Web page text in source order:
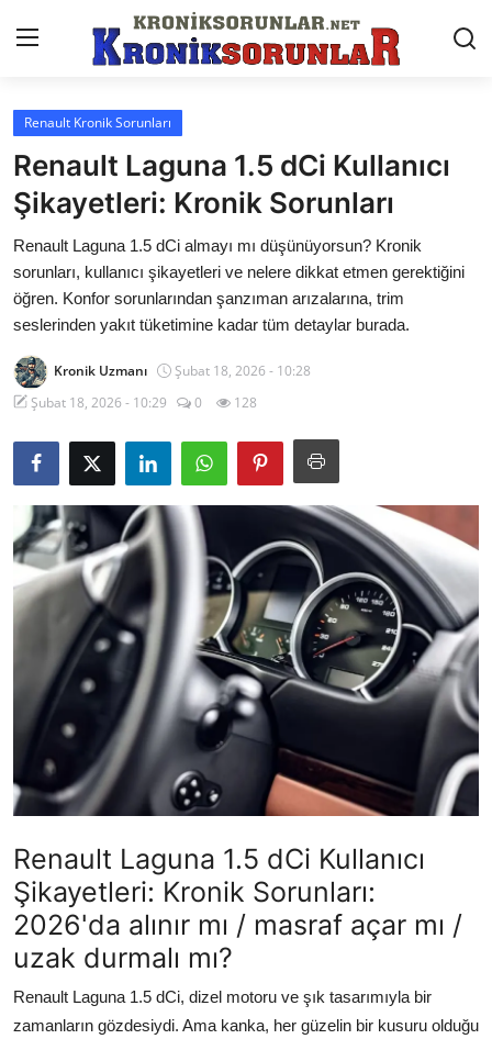
Anasayfa
Markalar
İletişim
Trafik & Cezalar
Sigorta & Kasko
Vergi & ÖTV & MTV
Sorgulamalar
İkinci El & Alım-Satım
Bakım & Arıza Çözümleri
Elektrikli & Hibrit
Kiralama & Filo
Sürüş & Güvenlik
Lastik & Jant
Yağlar & Sıvılar
LPG & Yakıt
Elektrik & Akü
Klima & Konfor
Aydınlatma & Görüş
Renault Kronik Sorunları
Renault Laguna 1.5 dCi Kullanıcı
Şikayetleri: Kronik Sorunları
Renault Laguna 1.5 dCi almayı mı düşünüyorsun? Kronik
sorunları, kullanıcı şikayetleri ve nelere dikkat etmen gerektiğini
öğren. Konfor sorunlarından şanzıman arızalarına, trim
seslerinden yakıt tüketimine kadar tüm detaylar burada.
Kronik Uzmanı
Şubat 18, 2026 - 10:28
Şubat 18, 2026 - 10:29
0 128
Renault Laguna 1.5 dCi Kullanıcı
Şikayetleri: Kronik Sorunları:
2026'da alınır mı / masraf açar mı /
uzak durmalı mı?
Renault Laguna 1.5 dCi, dizel motoru ve şık tasarımıyla bir
zamanların gözdesiydi. Ama kanka, her güzelin bir kusuru olduğu